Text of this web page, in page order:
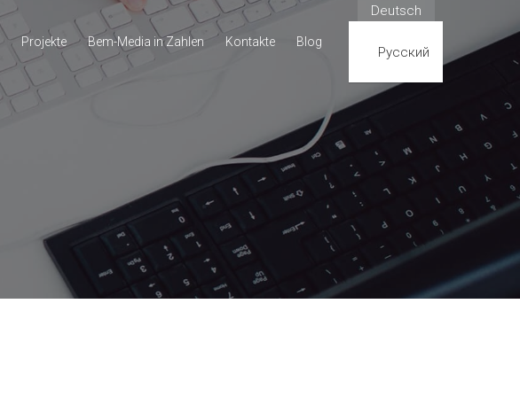
Projekte Bem-Media in Zahlen Kontakte Blog
Deutsch
Русский